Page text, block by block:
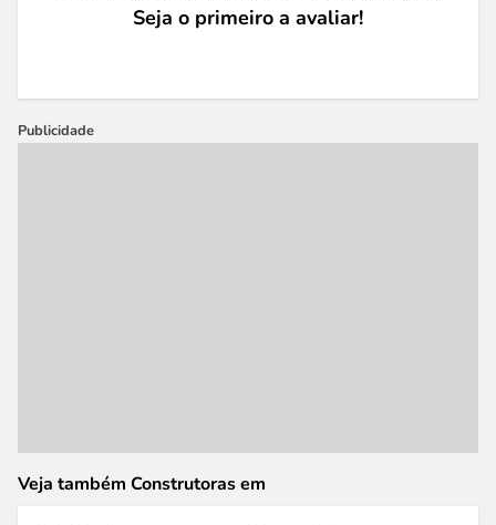
Seja o primeiro a avaliar!
Publicidade
Veja também Construtoras em